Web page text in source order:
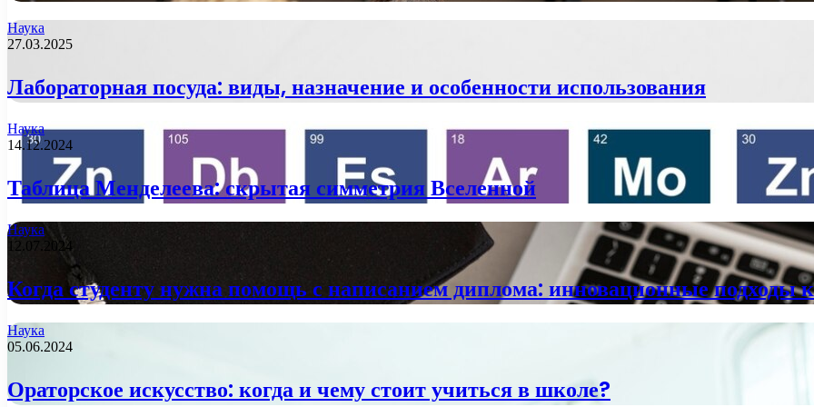
Наука
27.03.2025
Лабораторная посуда: виды, назначение и особенности использования
Наука
14.12.2024
Таблица Менделеева: скрытая симметрия Вселенной
Наука
12.07.2024
Когда студенту нужна помощь с написанием диплома: инновационные
Наука
05.06.2024
Ораторское искусство: когда и чему стоит учиться в школе?